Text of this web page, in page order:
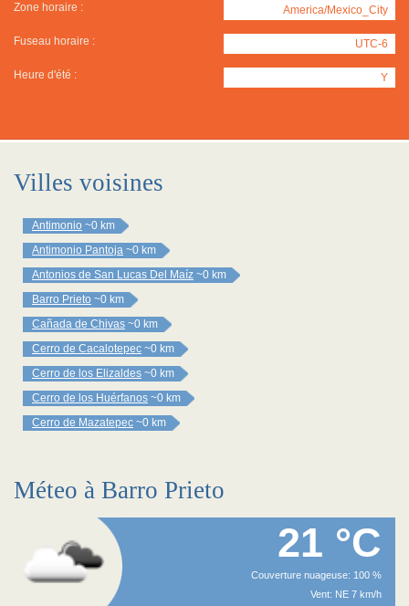
Zone horaire : America/Mexico_City
Fuseau horaire : UTC-6
Heure d'été : Y
Villes voisines
Antimonio ~0 km
Antimonio Pantoja ~0 km
Antonios de San Lucas Del Maíz ~0 km
Barro Prieto ~0 km
Cañada de Chivas ~0 km
Cerro de Cacalotepec ~0 km
Cerro de los Elizaldes ~0 km
Cerro de los Huérfanos ~0 km
Cerro de Mazatepec ~0 km
Méteo à Barro Prieto
21 °C
Couverture nuageuse: 100 %
Vent: NE 7 km/h